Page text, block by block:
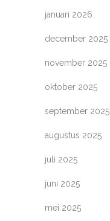
januari 2026
december 2025
november 2025
oktober 2025
september 2025
augustus 2025
juli 2025
juni 2025
mei 2025